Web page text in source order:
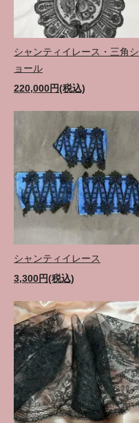
シャンティイレース・三角シ
ョール
220,000円(税込)
シャンティイレース
3,300円(税込)